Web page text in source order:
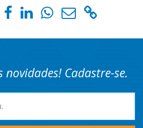
novidades! Cadastre-se.